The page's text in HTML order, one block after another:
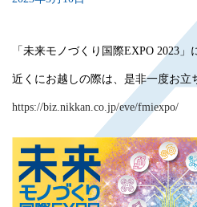
「未来モノづくり国際EXPO 2023」
近くにお越しの際は、是非一度お立
https://biz.nikkan.co.jp/eve/fmiexpo/